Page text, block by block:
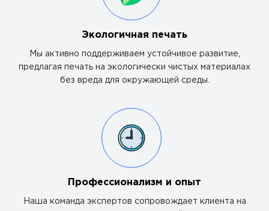
Экологичная печать
Мы активно поддерживаем устойчивое развитие,
предлагая печать на экологически чистых материалах
без вреда для окружающей среды.
Профессионализм и опыт
Наша команда экспертов сопровождает клиента на